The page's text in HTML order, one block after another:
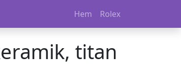
Hem Rolex
titan